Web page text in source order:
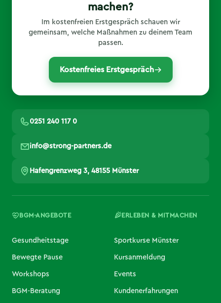
machen?
Im kostenfreien Erstgespräch schauen wir
gemeinsam, welche Maßnahmen zu deinem Team
passen.
Kostenfreies Erstgespräch
0251 240 117 0
info@strong-partners.de
Hafengrenzweg 3, 48155 Münster
BGM-ANGEBOTE
Gesundheitstage
Bewegte Pause
Workshops
BGM-Beratung
ERLEBEN & MITMACHEN
Sportkurse Münster
Kursanmeldung
Events
Kundenerfahrungen